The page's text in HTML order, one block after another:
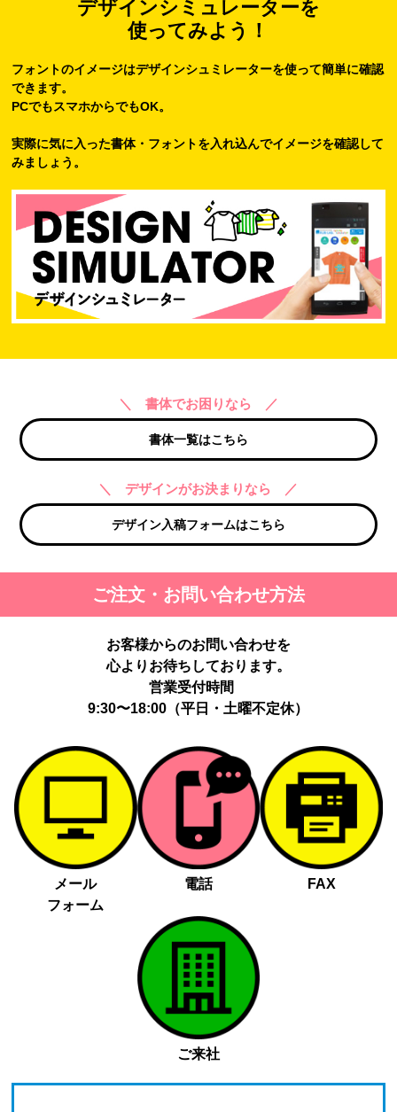
デザインシミュレーターを
使ってみよう！
フォントのイメージはデザインシュミレーターを使って簡単に確認
できます。
PCでもスマホからでもOK。
実際に気に入った書体・フォントを入れ込んでイメージを確認して
みましょう。
＼ 書体でお困りなら ／
書体一覧はこちら
＼ デザインがお決まりなら ／
デザイン入稿フォームはこちら
ご注文・お問い合わせ方法
お客様からのお問い合わせを
心よりお待ちしております。
営業受付時間
9:30〜18:00（平日・土曜不定休）
メール
フォーム
電話 FAX
ご来社